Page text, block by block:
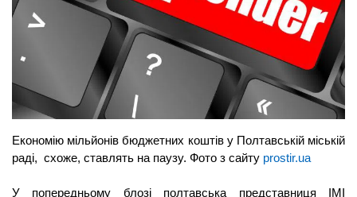
Економію мільйонів бюджетних коштів у Полтавській міській
раді,  схоже, ставлять на паузу. Фото з сайту prostir.ua